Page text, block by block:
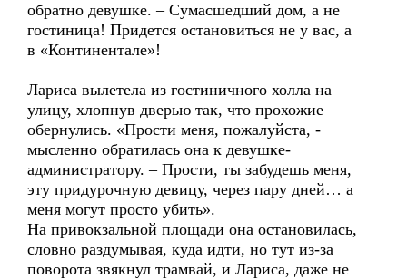
обратно девушке. – Сумасшедший дом, а не
гостиница! Придется остановиться не у вас, а
в «Континентале»!
Лариса вылетела из гостиничного холла на
улицу, хлопнув дверью так, что прохожие
обернулись. «Прости меня, пожалуйста, -
мысленно обратилась она к девушке-
администратору. – Прости, ты забудешь меня,
эту придурочную девицу, через пару дней… а
меня могут просто убить».
На привокзальной площади она остановилась,
словно раздумывая, куда идти, но тут из-за
поворота звякнул трамвай, и Лариса, даже не